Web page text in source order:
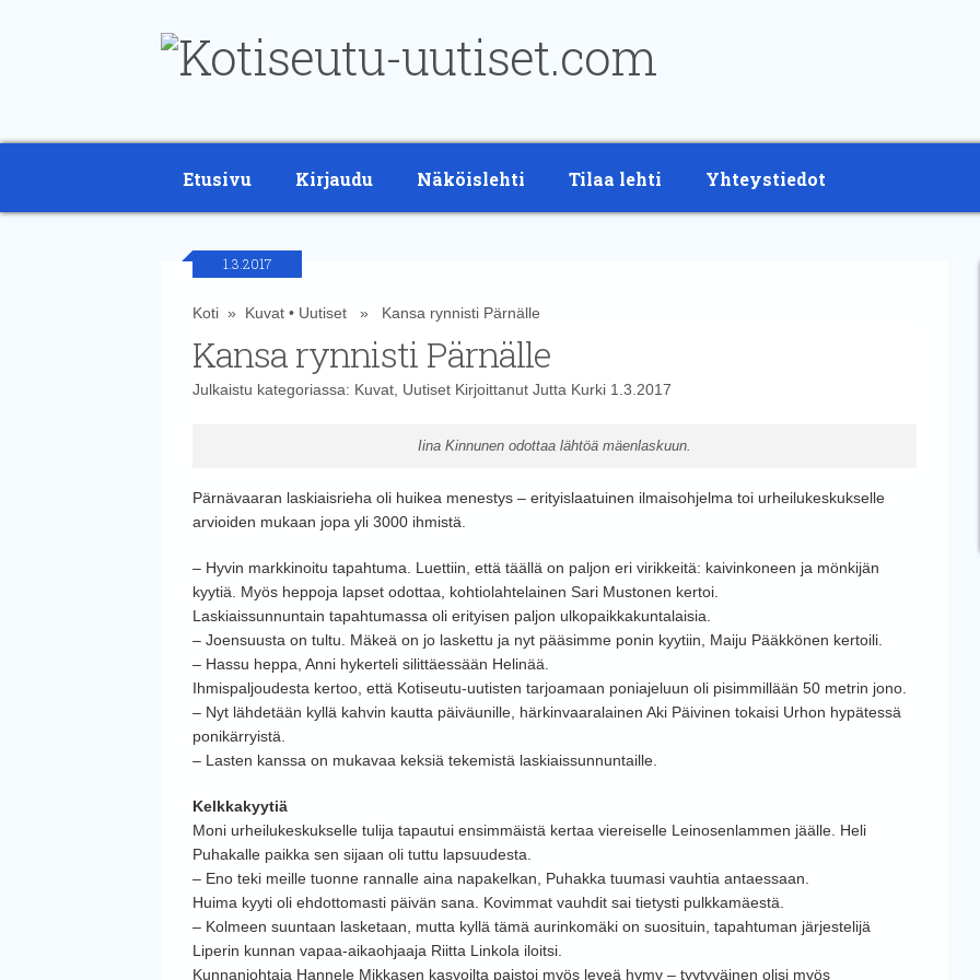
Etusivu Kirjaudu Näköislehti Tilaa lehti Yhteystiedot
1.3.2017
Koti» Kuvat• Uutiset» Kansa rynnisti Pärnälle
Kansa rynnisti Pärnälle
Julkaistu kategoriassa: Kuvat, UutisetKirjoittanut Jutta Kurki1.3.2017
Iina Kinnunen odottaa lähtöä mäenlaskuun.
Pärnävaaran laskiaisrieha oli huikea menestys – erityislaatuinen ilmaisohjelma toi urheilukeskukselle
arvioiden mukaan jopa yli 3000 ihmistä.
– Hyvin markkinoitu tapahtuma. Luettiin, että täällä on paljon eri virikkeitä: kaivinkoneen ja mönkijän
kyytiä. Myös heppoja lapset odottaa, kohtiolahtelainen Sari Mustonen kertoi.
Laskiaissunnuntain tapahtumassa oli erityisen paljon ulkopaikkakuntalaisia.
– Joensuusta on tultu. Mäkeä on jo laskettu ja nyt pääsimme ponin kyytiin, Maiju Pääkkönen kertoili.
– Hassu heppa, Anni hykerteli silittäessään Helinää.
Ihmispaljoudesta kertoo, että Kotiseutu-uutisten tarjoamaan poniajeluun oli pisimmillään 50 metrin jono.
– Nyt lähdetään kyllä kahvin kautta päiväunille, härkinvaaralainen Aki Päivinen tokaisi Urhon hypätessä
ponikärryistä.
– Lasten kanssa on mukavaa keksiä tekemistä laskiaissunnuntaille.
Kelkkakyytiä
Moni urheilukeskukselle tulija tapautui ensimmäistä kertaa viereiselle Leinosenlammen jäälle. Heli
Puhakalle paikka sen sijaan oli tuttu lapsuudesta.
– Eno teki meille tuonne rannalle aina napakelkan, Puhakka tuumasi vauhtia antaessaan.
Huima kyyti oli ehdottomasti päivän sana. Kovimmat vauhdit sai tietysti pulkkamäestä.
– Kolmeen suuntaan lasketaan, mutta kyllä tämä aurinkomäki on suosituin, tapahtuman järjestelijä
Liperin kunnan vapaa-aikaohjaaja Riitta Linkola iloitsi.
Kunnanjohtaja Hannele Mikkasen kasvoilta paistoi myös leveä hymy – tyytyväinen olisi myös